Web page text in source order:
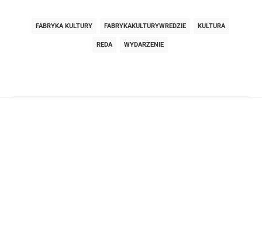
FABRYKA KULTURY FABRYKAKULTURYWREDZIE KULTURA
REDA WYDARZENIE